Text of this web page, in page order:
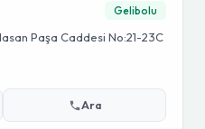
Gelibolu
Paşa Caddesi No:21-23C
Ara